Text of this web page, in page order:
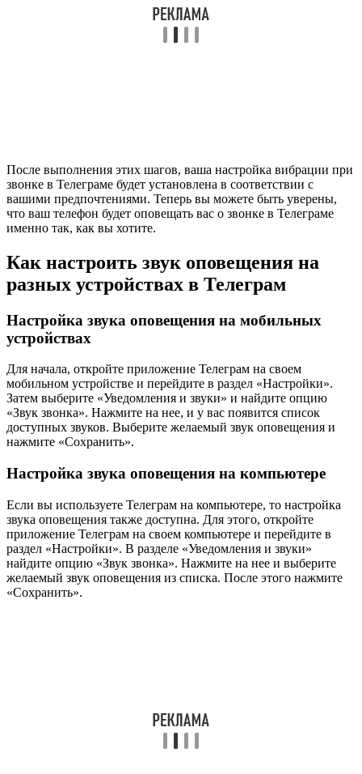
После выполнения этих шагов, ваша настройка вибрации при
звонке в Телеграме будет установлена в соответствии с
вашими предпочтениями. Теперь вы можете быть уверены,
что ваш телефон будет оповещать вас о звонке в Телеграме
именно так, как вы хотите.
Как настроить звук оповещения на
разных устройствах в Телеграм
Настройка звука оповещения на мобильных
устройствах
Для начала, откройте приложение Телеграм на своем
мобильном устройстве и перейдите в раздел «Настройки».
Затем выберите «Уведомления и звуки» и найдите опцию
«Звук звонка». Нажмите на нее, и у вас появится список
доступных звуков. Выберите желаемый звук оповещения и
нажмите «Сохранить».
Настройка звука оповещения на компьютере
Если вы используете Телеграм на компьютере, то настройка
звука оповещения также доступна. Для этого, откройте
приложение Телеграм на своем компьютере и перейдите в
раздел «Настройки». В разделе «Уведомления и звуки»
найдите опцию «Звук звонка». Нажмите на нее и выберите
желаемый звук оповещения из списка. После этого нажмите
«Сохранить».